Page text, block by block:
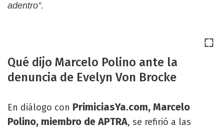
adentro”.
Qué dijo Marcelo Polino ante la
denuncia de Evelyn Von Brocke
En diálogo con PrimiciasYa.com, Marcelo
Polino, miembro de APTRA, se refirió a las